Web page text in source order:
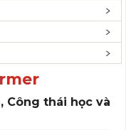
Công thái học và